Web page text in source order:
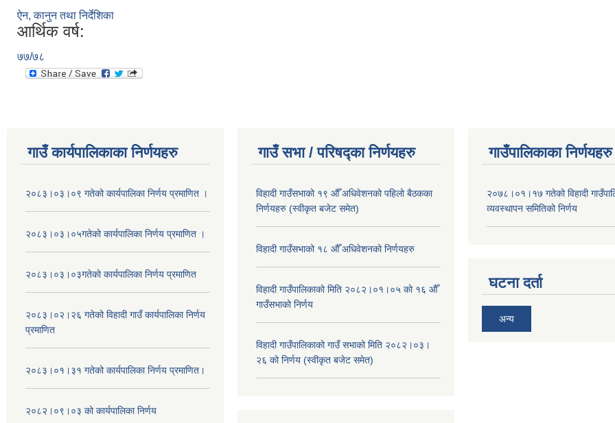
ऐन, कानुन तथा निर्देशिका
आर्थिक वर्ष:
७७/७८
गाउँ कार्यपालिकाका निर्णयहरु
२०८३।०३।०९ गतेको कार्यपालिका निर्णय प्रमाणित ।
२०८३।०३।०५गतेको कार्यपालिका निर्णय प्रमाणित ।
२०८३।०३।०३गतेको कार्यपालिका निर्णय प्रमाणित
२०८३।०२।२६ गतेको विहादी गाउँ कार्यपालिका निर्णय
प्रमाणित
२०८३।०१।३१ गतेको कार्यपालिका निर्णय प्रमाणित।
२०८२।०९।०३ को कार्यपालिका निर्णय
गाउँ सभा / परिषद्का निर्णयहरु
विहादी गाउँसभाको १९ औँ अधिवेशनको पहिलो बैठकका
निर्णयहरु (स्वीकृत बजेट समेत)
विहादी गाउँसभाको १८ औँ अधिवेशनको निर्णयहरु
विहादी गाउँपालिकाको मिति २०८२।०१।०५ को १६ औँ
गाउँसभाको निर्णय
विहादी गाउँपालिकाको गाउँ सभाको मिति २०८२।०३।
२६ को निर्णय (स्वीकृत बजेट समेत)
गाउँपालिकाका निर्णयहरु
२०७८।०१।१७ गतेको विहादी
व्यवस्थापन समितिको निर्णय
घटना दर्ता
अन्य